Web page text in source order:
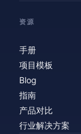
资源
手册
项目模板
Blog
指南
产品对比
行业解决方案